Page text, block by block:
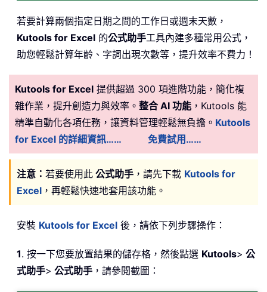
若要計算兩個指定日期之間的工作日或週末天數，
Kutools for Excel 的公式助手工具內建多種常用公式，
助您輕鬆計算年齡、字詞出現次數等，提升效率不費力！
Kutools for Excel 提供超過 300 項進階功能，簡化複
雜作業，提升創造力與效率。 整合 AI 功能 ，Kutools 能
精準自動化各項任務，讓資料管理輕鬆無負擔。 Kutools
for Excel 的詳細資訊……
免費試用……
注意： 若要使用此 公式助手 ，請先下載 Kutools for
Excel ，再輕鬆快速地套用該功能。
安裝 Kutools for Excel 後，請依下列步驟操作：
1. 按一下您要放置結果的儲存格，然後點選 Kutools> 公
式助手> 公式助手 ，請參閱截圖：